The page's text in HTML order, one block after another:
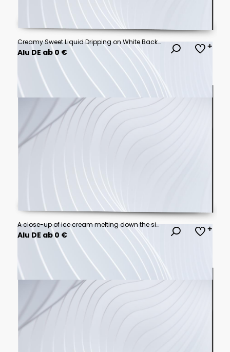
Creamy Sweet Liquid Dripping on White Background
Alu DE ab 0 €
A close-up of ice cream melting down the side of a cone.
Alu DE ab 0 €